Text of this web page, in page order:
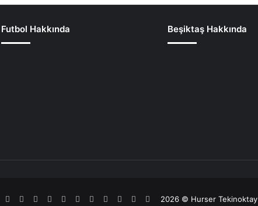
Futbol Hakkında Beşiktaş Hakkında
2026 © Hurser Tekinoktay
RSS Facebook
TwitterPinterestLinkedInYouTubeTumblrSoundCloud
Instagram
SpotifyTikTokPatreon